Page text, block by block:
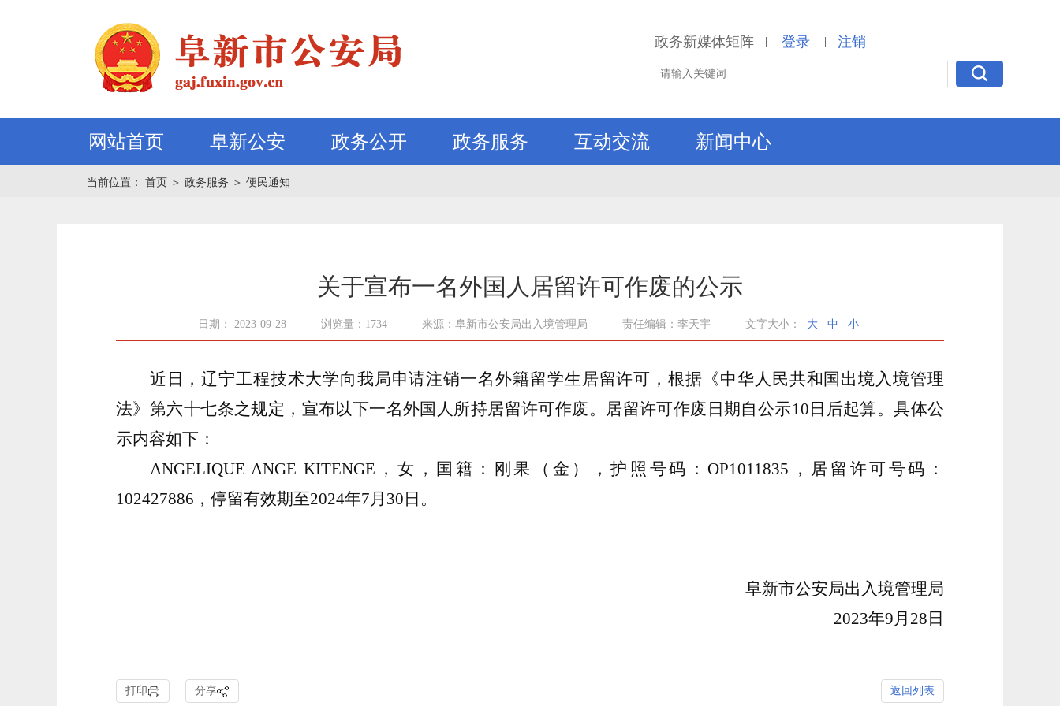
政务新媒体矩阵 | 登录 | 注销
网站首页 阜新公安 政务公开 政务服务 互动交流 新闻中心
当前位置： 首页 ＞ 政务服务 ＞ 便民通知
关于宣布一名外国人居留许可作废的公示
日期： 2023-09-28 浏览量：1734 来源：阜新市公安局出入境管理局 责任编辑：李天宇 文字大小： 大 中 小
近日，辽宁工程技术大学向我局申请注销一名外籍留学生居留许可，根据《中华人民共和国出境入境管理
法》第六十七条之规定，宣布以下一名外国人所持居留许可作废。居留许可作废日期自公示10日后起算。具体公
示内容如下：
ANGELIQUE ANGE KITENGE，女，国籍：刚果（金），护照号码：OP1011835，居留许可号码：
102427886，停留有效期至2024年7月30日。
阜新市公安局出入境管理局
2023年9月28日
打印 分享 返回列表